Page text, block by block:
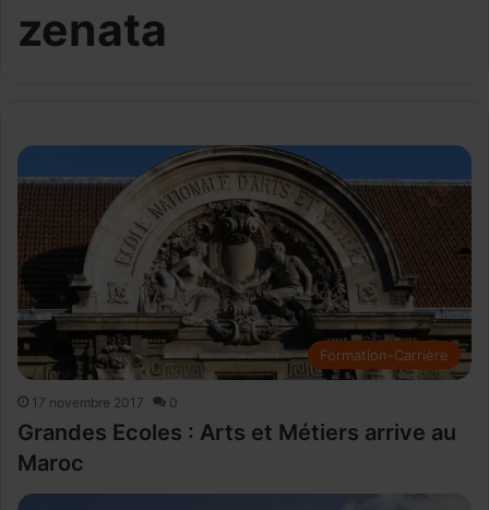
zenata
Formation-Carrière
17 novembre 2017 0
Grandes Ecoles : Arts et Métiers arrive au
Maroc